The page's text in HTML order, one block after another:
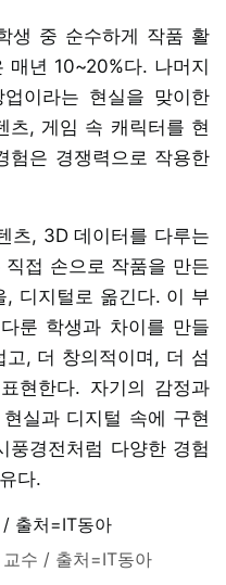
생 중 순수하게 작품 활
매년 10~20%다. 나머지
이라는 현실을 맞이한
츠, 게임 속 캐릭터를 현
험은 경쟁력으로 작용한
츠, 3D 데이터를 다루는
접 손으로 작품을 만든
디지털로 옮긴다. 이 부
룬 학생과 차이를 만들
, 더 창의적이며, 더 섬
현한다. 자기의 감정과
실과 디지털 속에 구현
풍경전처럼 다양한 경험
다.
수 / 출처=IT동아